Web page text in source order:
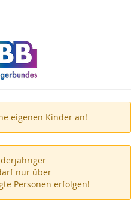
eigenen Kinder an!
nur über
Personen erfolgen!